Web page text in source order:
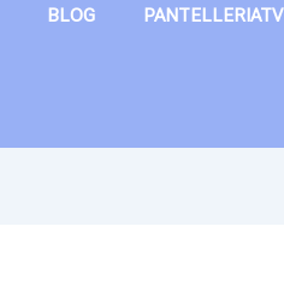
BLOG PANTELLERIATV